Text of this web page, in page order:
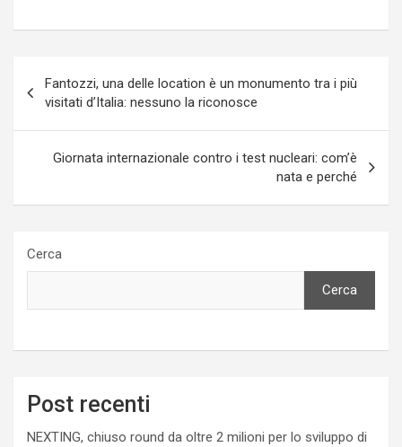
articoli
Fantozzi, una delle location è un monumento tra i più
visitati d’Italia: nessuno la riconosce
Giornata internazionale contro i test nucleari: com’è
nata e perché
Cerca
Cerca
Post recenti
NEXTING, chiuso round da oltre 2 milioni per lo sviluppo di